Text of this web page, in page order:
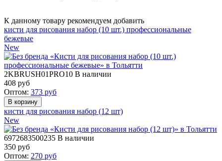
К данному товару рекомендуем добавить
кисти для рисования набор (10 шт.) профессиональные
бежевые
New
2KBRUSH01PRO10 В наличии
408 руб
Оптом: 373 руб
кисти для рисования набор (12 шт)
New
6972683500235 В наличии
350 руб
Оптом: 270 руб